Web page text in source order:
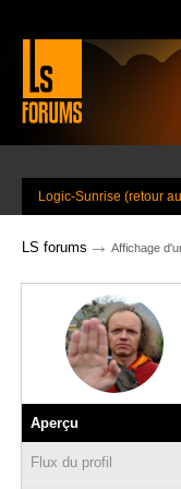
Logic-Sunrise (retour
LS forums → Affichage
Aperçu
Flux du profil